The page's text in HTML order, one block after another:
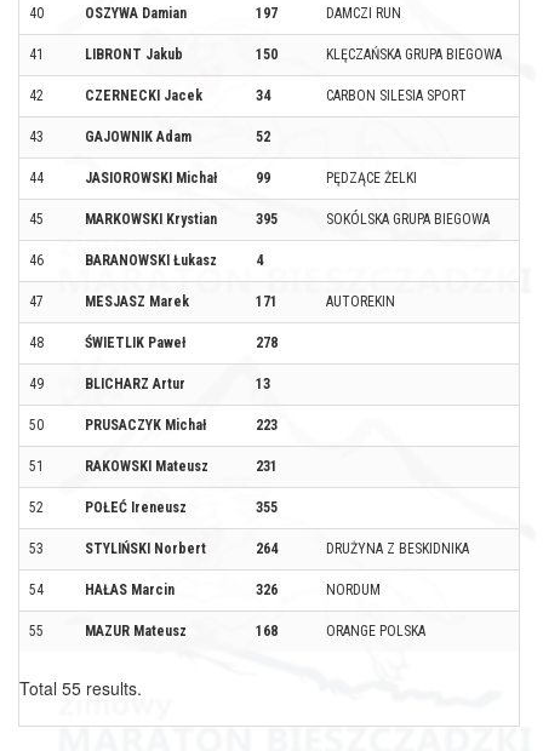
40 OSZYWA Damian 197 DAMCZI RUN
41 LIBRONT Jakub 150 KLĘCZAŃSKA GRUPA BIEGOWA
42 CZERNECKI Jacek 34 CARBON SILESIA SPORT
43 GAJOWNIK Adam 52
44 JASIOROWSKI Michał 99 PĘDZĄCE ŻELKI
45 MARKOWSKI Krystian 395 SOKÓLSKA GRUPA BIEGOWA
46 BARANOWSKI Łukasz 4
47 MESJASZ Marek 171 AUTOREKIN
48 ŚWIETLIK Paweł 278
49 BLICHARZ Artur 13
50 PRUSACZYK Michał 223
51 RAKOWSKI Mateusz 231
52 POŁEĆ Ireneusz 355
53 STYLIŃSKI Norbert 264 DRUŻYNA Z BESKIDNIKA
54 HAŁAS Marcin 326 NORDUM
55 MAZUR Mateusz 168 ORANGE POLSKA
Total 55 results.